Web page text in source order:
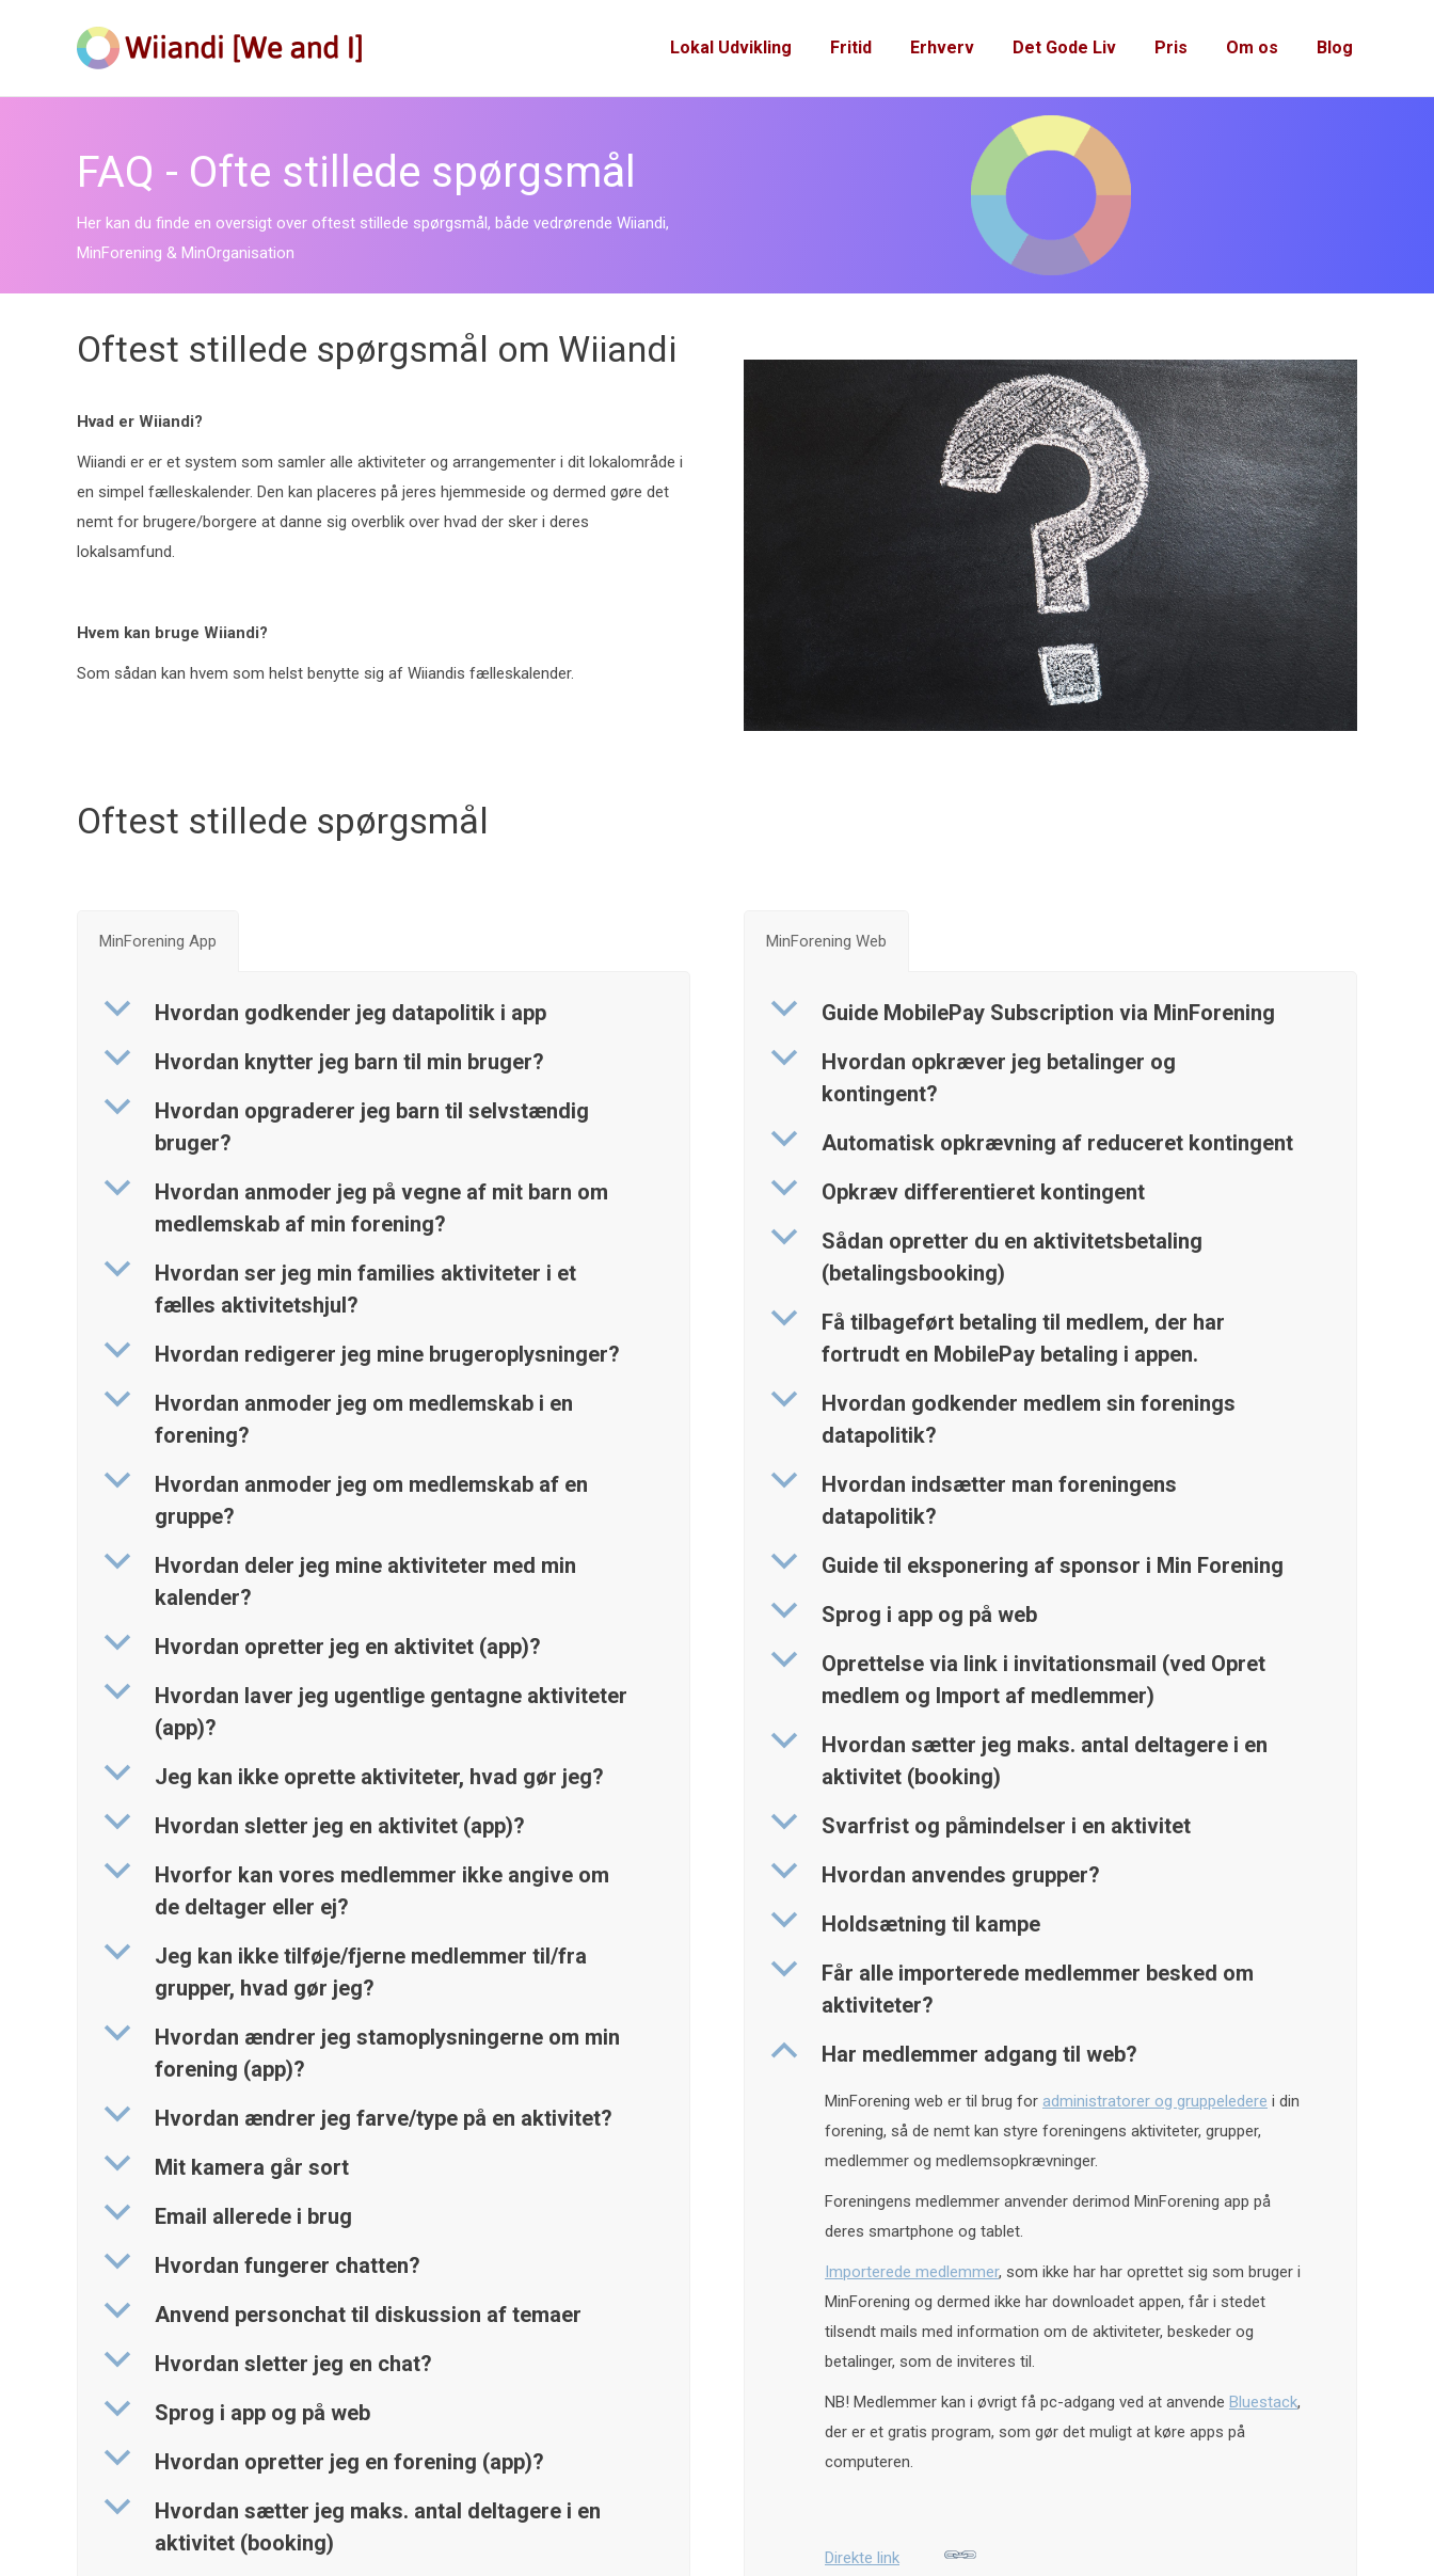
Lokal Udvikling Fritid Erhverv Det Gode Liv Pris Om os Blog
FAQ - Ofte stillede spørgsmål
Her kan du finde en oversigt over oftest stillede spørgsmål, både vedrørende Wiiandi,
MinForening & MinOrganisation
Oftest stillede spørgsmål om Wiiandi
Hvad er Wiiandi?
Wiiandi er er et system som samler alle aktiviteter og arrangementer i dit lokalområde i
en simpel fælleskalender. Den kan placeres på jeres hjemmeside og dermed gøre det
nemt for brugere/borgere at danne sig overblik over hvad der sker i deres
lokalsamfund.
Hvem kan bruge Wiiandi?
Som sådan kan hvem som helst benytte sig af Wiiandis fælleskalender.
Oftest stillede spørgsmål
MinForening App
b Hvordan godkender jeg datapolitik i app
b Hvordan knytter jeg barn til min bruger?
b
Hvordan opgraderer jeg barn til selvstændig
bruger?
b
Hvordan anmoder jeg på vegne af mit barn om
medlemskab af min forening?
b
Hvordan ser jeg min families aktiviteter i et
fælles aktivitetshjul?
b Hvordan redigerer jeg mine brugeroplysninger?
b
Hvordan anmoder jeg om medlemskab i en
forening?
b
Hvordan anmoder jeg om medlemskab af en
gruppe?
b
Hvordan deler jeg mine aktiviteter med min
kalender?
b Hvordan opretter jeg en aktivitet (app)?
b
Hvordan laver jeg ugentlige gentagne aktiviteter
(app)?
b Jeg kan ikke oprette aktiviteter, hvad gør jeg?
b Hvordan sletter jeg en aktivitet (app)?
b
Hvorfor kan vores medlemmer ikke angive om
de deltager eller ej?
b
Jeg kan ikke tilføje/fjerne medlemmer til/fra
grupper, hvad gør jeg?
b
Hvordan ændrer jeg stamoplysningerne om min
forening (app)?
b Hvordan ændrer jeg farve/type på en aktivitet?
b Mit kamera går sort
b Email allerede i brug
b Hvordan fungerer chatten?
b Anvend personchat til diskussion af temaer
b Hvordan sletter jeg en chat?
b Sprog i app og på web
b Hvordan opretter jeg en forening (app)?
b
Hvordan sætter jeg maks. antal deltagere i en
aktivitet (booking)
MinForening Web
b Guide MobilePay Subscription via MinForening
b
Hvordan opkræver jeg betalinger og
kontingent?
b Automatisk opkrævning af reduceret kontingent
b Opkræv differentieret kontingent
b
Sådan opretter du en aktivitetsbetaling
(betalingsbooking)
b
Få tilbageført betaling til medlem, der har
fortrudt en MobilePay betaling i appen.
b
Hvordan godkender medlem sin forenings
datapolitik?
b
Hvordan indsætter man foreningens
datapolitik?
b Guide til eksponering af sponsor i Min Forening
b Sprog i app og på web
b
Oprettelse via link i invitationsmail (ved Opret
medlem og Import af medlemmer)
b
Hvordan sætter jeg maks. antal deltagere i en
aktivitet (booking)
b Svarfrist og påmindelser i en aktivitet
b Hvordan anvendes grupper?
b Holdsætning til kampe
b
Får alle importerede medlemmer besked om
aktiviteter?
B Har medlemmer adgang til web?
MinForening web er til brug for administratorer og gruppeledere i din
forening, så de nemt kan styre foreningens aktiviteter, grupper,
medlemmer og medlemsopkrævninger.
Foreningens medlemmer anvender derimod MinForening app på
deres smartphone og tablet.
Importerede medlemmer, som ikke har har oprettet sig som bruger i
MinForening og dermed ikke har downloadet appen, får i stedet
tilsendt mails med information om de aktiviteter, beskeder og
betalinger, som de inviteres til.
NB! Medlemmer kan i øvrigt få pc-adgang ved at anvende Bluestack,
der er et gratis program, som gør det muligt at køre apps på
computeren.
Direkte link